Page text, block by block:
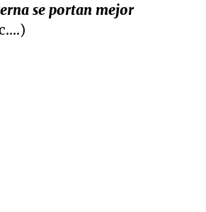
se portan mejor